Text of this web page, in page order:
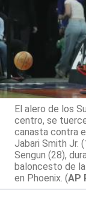
El alero de los
centro, se
canasta contra
Jabari Smith Jr.
Sengun (28),
baloncesto de
en Phoenix. (AP